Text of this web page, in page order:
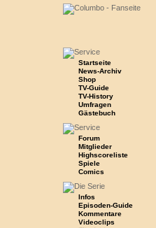
Startseite
News-Archiv
Shop
TV-Guide
TV-History
Umfragen
Gästebuch
Forum
Mitglieder
Highscoreliste
Spiele
Comics
Infos
Episoden-Guide
Kommentare
Videoclips